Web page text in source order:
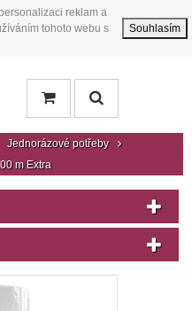
reklam a
tohoto webu s
Souhlasím
Jednorázové potřeby
m Extra